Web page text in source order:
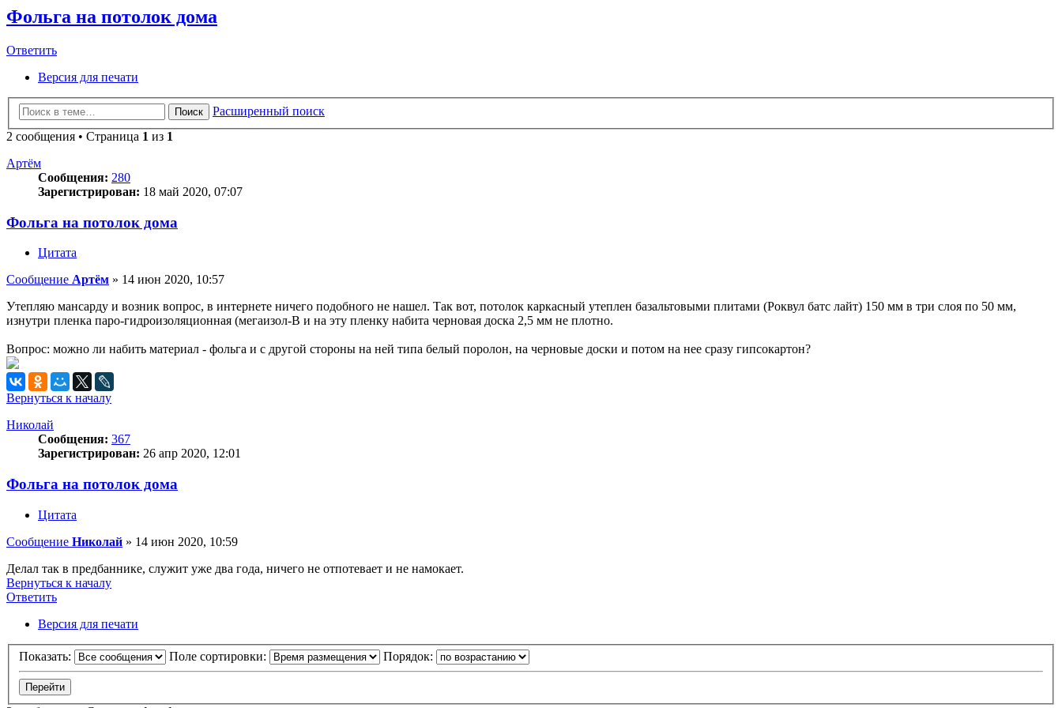
Фольга на потолок дома
Ответить
Ответить
Версия для печати
Поиск
Расширенный поиск
2 сообщения • Страница 1 из 1
Артём
Сообщения: 280
Зарегистрирован: 18 май 2020, 07:07
Фольга на потолок дома
Цитата
Сообщение Артём » 14 июн 2020, 10:57
Утепляю мансарду и возник вопрос, в интернете ничего подобного не нашел. Так вот, потолок каркасный утеплен базальтовыми плитами (Роквул батс лайт) 150 мм в три слоя по 50 мм,
изнутри пленка паро-гидроизоляционная (мегаизол-B и на эту пленку набита черновая доска 2,5 мм не плотно.
Вопрос: можно ли набить материал - фольга и с другой стороны на ней типа белый поролон, на черновые доски и потом на нее сразу гипсокартон?
Вернуться к началу
Николай
Сообщения: 367
Зарегистрирован: 26 апр 2020, 12:01
Фольга на потолок дома
Цитата
Сообщение Николай » 14 июн 2020, 10:59
Делал так в предбаннике, служит уже два года, ничего не отпотевает и не намокает.
Вернуться к началу
Ответить
Ответить
Версия для печати
Показать: Поле сортировки: Порядок: